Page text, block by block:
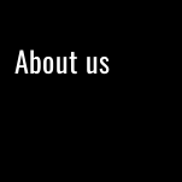
About us